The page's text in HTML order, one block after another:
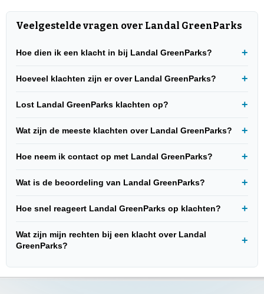
Veelgestelde vragen over Landal GreenParks
Hoe dien ik een klacht in bij Landal GreenParks?
Hoeveel klachten zijn er over Landal GreenParks?
Lost Landal GreenParks klachten op?
Wat zijn de meeste klachten over Landal GreenParks?
Hoe neem ik contact op met Landal GreenParks?
Wat is de beoordeling van Landal GreenParks?
Hoe snel reageert Landal GreenParks op klachten?
Wat zijn mijn rechten bij een klacht over Landal
GreenParks?